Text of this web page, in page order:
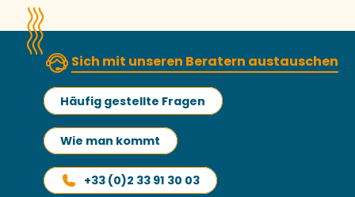
Sich mit unseren Beratern austauschen
Häufig gestellte Fragen
Wie man kommt
+33 (0)2 33 91 30 03